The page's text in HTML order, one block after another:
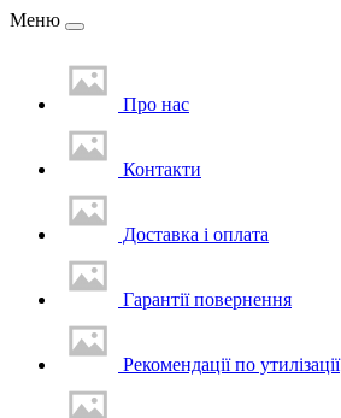
Меню
Про нас
Контакти
Доставка i оплата
Гарантії повернення
Рекомендації по утилізації